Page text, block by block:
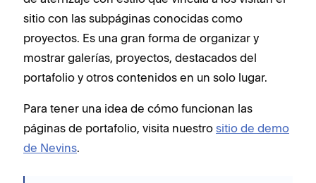
sitio con las subpáginas conocidas como
proyectos. Es una gran forma de organizar y
mostrar galerías, proyectos, destacados del
portafolio y otros contenidos en un solo lugar.
Para tener una idea de cómo funcionan las
páginas de portafolio, visita nuestro sitio de demo
de Nevins.